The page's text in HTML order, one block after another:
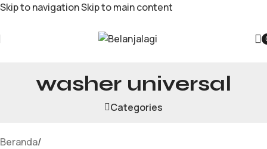
Skip to navigationSkip to main content
washer universal
Categories
Beranda/